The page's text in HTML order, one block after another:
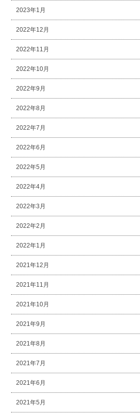
2023年1月
2022年12月
2022年11月
2022年10月
2022年9月
2022年8月
2022年7月
2022年6月
2022年5月
2022年4月
2022年3月
2022年2月
2022年1月
2021年12月
2021年11月
2021年10月
2021年9月
2021年8月
2021年7月
2021年6月
2021年5月